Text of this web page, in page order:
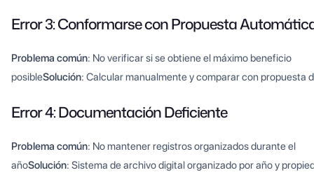
Error 3: Conformarse con Propuesta
Problema común: No verificar si se obtiene el máximo beneficio
posibleSolución: Calcular manualmente y comparar con propuesta
Error 4: Documentación Deficiente
Problema común: No mantener registros organizados durante el
añoSolución: Sistema de archivo digital organizado por año y